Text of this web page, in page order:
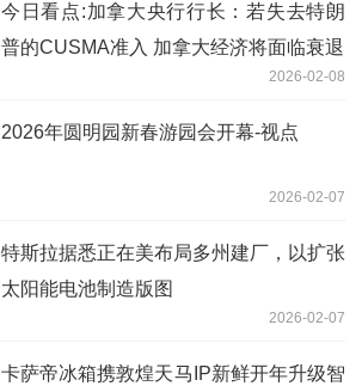
今日看点:加拿大央行行长：若失去特朗
普的CUSMA准入 加拿大经济将面临衰退
2026-02-08
2026年圆明园新春游园会开幕-视点
2026-02-07
特斯拉据悉正在美布局多州建厂，以扩张
太阳能电池制造版图
2026-02-07
卡萨帝冰箱携敦煌天马IP新鲜开年升级智